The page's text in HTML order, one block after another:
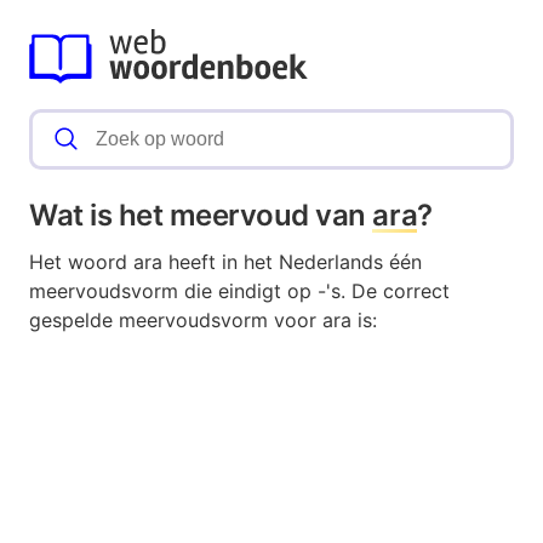
Wat is het meervoud van ara?
Het woord ara heeft in het Nederlands één
meervoudsvorm die eindigt op -'s. De correct
gespelde meervoudsvorm voor ara is: